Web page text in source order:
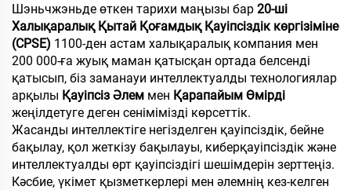
Шэньчжэньде өткен тарихи маңызы бар 20-ші
Халықаралық Қытай Қоғамдық Қауіпсіздік көргізіміне
(CPSE) 1100-ден астам халықаралық компания мен
200 000-ға жуық маман қатысқан ортада белсенді
қатысып, біз заманауи интеллектуалды технологиялар
арқылы Қауіпсіз Әлем мен Қарапайым Өмірді
жеңілдетуге деген сенімімізді көрсеттік.
Жасанды интеллектіге негізделген қауіпсіздік, бейне
бақылау, қол жеткізу бақылауы, киберқауіпсіздік және
интеллектуалды өрт қауіпсіздігі шешімдерін зерттеңіз.
Кәсбие, үкімет қызметкерлері мен әлемнің кез-келген